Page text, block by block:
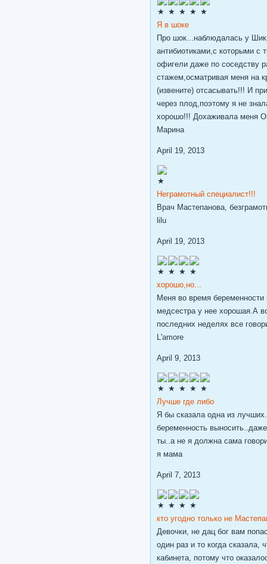
Я в шоке
Про шок...наблюдалась у
антибиотиками,с которыми
офигели даже по
стажем,осматривая меня на
(извените) отсасывать!!! И
через плод,поэтому я не
хорошо!!! Дохаживала меня
Марина
April 19, 2013
Неграмотный специалист!!!
Врач Мастепанова,
lilu
April 19, 2013
хорошо,но...
Меня во время
медсестра у нее хорошая.А
последних неделях все
L'amore
April 9, 2013
Лучше где либо
Я бы сказала одна из
беременность
ты..а не я должна сама
я мама
April 7, 2013
кто угодно только не
Девочки, не дац бог вам
один раз и то когда сказала,
кабинета, потому что